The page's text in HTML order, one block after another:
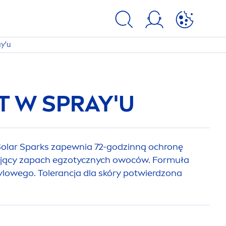
W SPRAY'U
Sparks zapewnia 72-godzinną ochronę
zapach egzotycznych owoców. Formuła
Tolerancja dla skóry potwierdzona